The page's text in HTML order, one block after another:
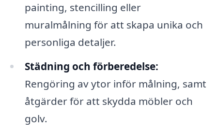
painting, stencilling eller
muralmålning för att skapa unika och
personliga detaljer.
Städning och förberedelse:
Rengöring av ytor inför målning, samt
åtgärder för att skydda möbler och
golv.